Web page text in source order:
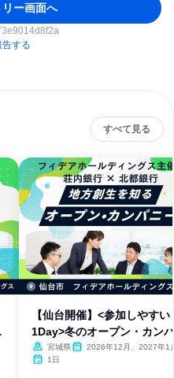
リー画面へ
告する
すべて見る
【仙台開催】<参加しやすい
1Day>冬のオープン・カン
ー 宮城県
2026年12月、2027年1
1日